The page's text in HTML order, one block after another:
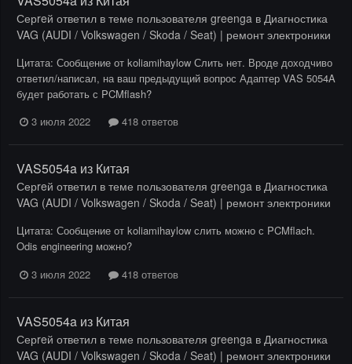
Серreй ответил в теме пользователя greenga в Диагностика
VAG (AUDI / Volkswagen / Skoda / Seat) | ремонт электроники
Цитата: Сообщение от koliamihaylow Слить нет. Вроде доходчиво
ответил/написал, на ваш предыдущий вопрос Адаптер VAS 5054A
будет работать с PCMflash?
3 июля 2022
418 ответов
VAS5054a из Китая
Серreй ответил в теме пользователя greenga в Диагностика
VAG (AUDI / Volkswagen / Skoda / Seat) | ремонт электроники
Цитата: Сообщение от koliamihaylow слить можно с PCMflach.
Odis engineering можно?
3 июля 2022
418 ответов
VAS5054a из Китая
Серreй ответил в теме пользователя greenga в Диагностика
VAG (AUDI / Volkswagen / Skoda / Seat) | ремонт электроники